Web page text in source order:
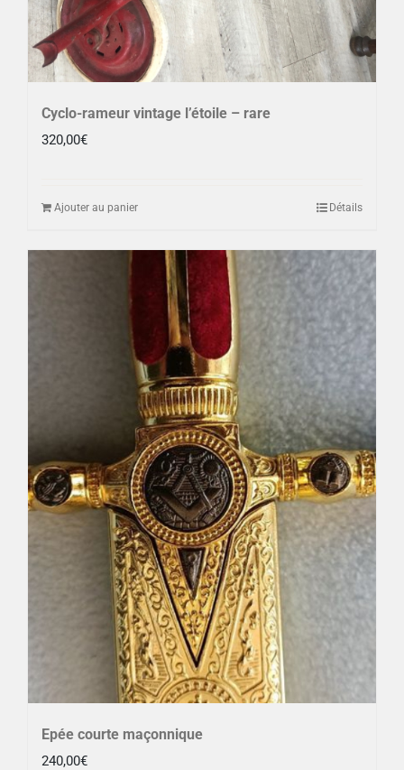
Cyclo-rameur vintage l’étoile – rare
320,00€
Ajouter au panier Détails
Epée courte maçonnique
240,00€